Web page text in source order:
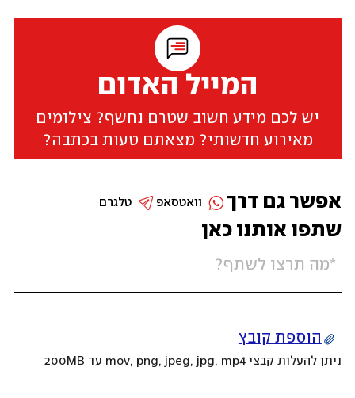
המייל האדום
יש לכם מידע חשוב שטרם נחשף? צילומים
מאירוע חדשותי? מצאתם טעות בכתבה?
שתפו אותנו כאן
הוספת קובץ
ניתן להעלות קבצי mov, png, jpeg, jpg, mp4 עד 200MB
אפשר גם דרך טלגרם וואטסאפ